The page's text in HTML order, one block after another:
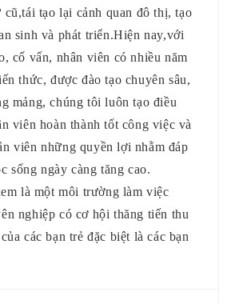
cũ,tái tạo lại cảnh quan đô thị, tạo
sinh và phát triển.Hiện nay,với
cố vấn, nhân viên có nhiều năm
thức, được đào tạo chuyên sâu,
mảng, chúng tôi luôn tạo điều
viên hoàn thành tốt công việc và
viên những quyền lợi nhằm đáp
sống ngày càng tăng cao.
là một môi trường làm việc
nghiệp có cơ hội thăng tiến thu
các bạn trẻ đặc biệt là các bạn